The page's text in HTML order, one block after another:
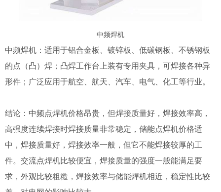
中频焊机
中频焊机：适用于铝合金板、镀锌板、低碳钢板、不锈钢板
的点（凸）焊；凸焊工作台上装有专用夹具，可焊接各种异
形件；广泛应用于航空、航天、汽车、电气、化工等行业。
结论：中频点焊机价格昂贵，但焊接质量好，焊接效率高，
高强度连续焊接时焊接质量非常稳定，储能点焊机价格适
中，焊接质量好，焊接效率一般，但它不能焊接较厚的工
件。交流点焊机比较便宜，焊接质量的强度一般能满足要
求，外观比较粗糙，焊接效率与储能焊机相近，稳定性比较